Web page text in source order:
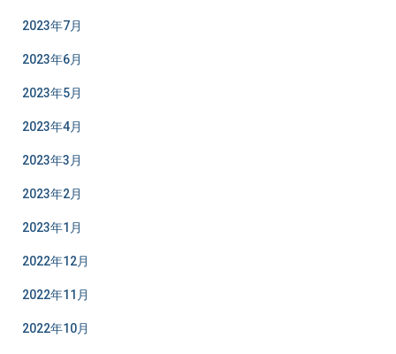
2023年7月
2023年6月
2023年5月
2023年4月
2023年3月
2023年2月
2023年1月
2022年12月
2022年11月
2022年10月